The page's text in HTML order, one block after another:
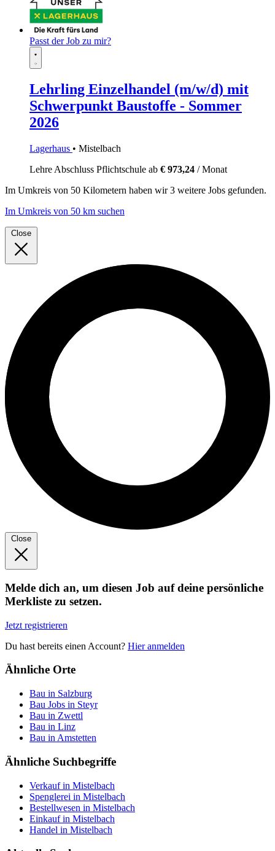
Passt der Job zu mir?
Lehrling Einzelhandel (m/w/d) mit
Schwerpunkt Baustoffe - Sommer
2026
Lagerhaus • Mistelbach
Lehre Abschluss Pflichtschule ab € 973,24 / Monat
Im Umkreis von 50 Kilometern haben wir3 weitere Jobs gefunden.
Im Umkreis von 50 km suchen
Close
Close
Melde dich an, um diesen Job auf deine persönliche
Merkliste zu setzen.
Jetzt registrieren
Du hast bereits einen Account? Hier anmelden
Ähnliche Orte
Bau in Salzburg
Bau Jobs in Steyr
Bau in Zwettl
Bau in Linz
Bau in Amstetten
Ähnliche Suchbegriffe
Verkauf in Mistelbach
Spenglerei in Mistelbach
Bestellwesen in Mistelbach
Einkauf in Mistelbach
Handel in Mistelbach